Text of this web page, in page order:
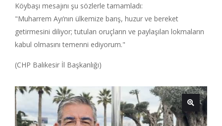
Köybaşı mesajını şu sözlerle tamamladı:
"Muharrem Ayı’nın ülkemize barış, huzur ve bereket
getirmesini diliyor; tutulan oruçların ve paylaşılan lokmaların
kabul olmasını temenni ediyorum."
(CHP Balıkesir İl Başkanlığı)